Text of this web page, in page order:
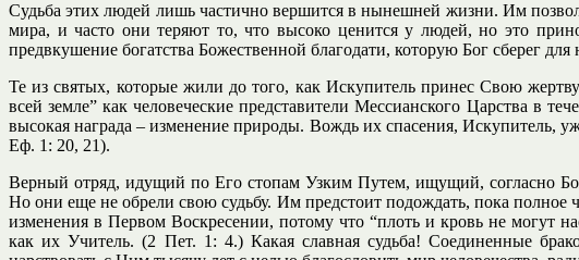
Судьба этих людей лишь частично вершится в нынешней жизни. Им
мира, и часто они теряют то, что высоко ценится у людей, но это
предвкушение богатства Божественной благодати, которую Бог сберег
Те из святых, которые жили до того, как Искупитель принес Свою
всей земле” как человеческие представители Мессианского Царства в
высокая награда – изменение природы. Вождь их спасения, Искупитель,
Еф. 1: 20, 21).
Верный отряд, идущий по Его стопам Узким Путем, ищущий, согласно
Но они еще не обрели свою судьбу. Им предстоит подождать, пока полное
изменения в Первом Воскресении, потому что “плоть и кровь не могут
как их Учитель. (2 Пет. 1: 4.) Какая славная судьба! Соединенные